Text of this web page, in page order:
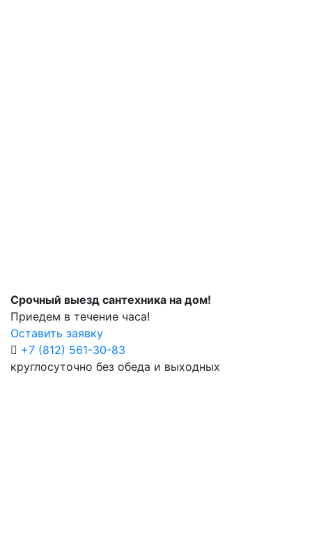
Срочный выезд сантехника на дом!
Приедем в течение часа!
Оставить заявку
+7 (812) 561-30-83
круглосуточно без обеда и выходных